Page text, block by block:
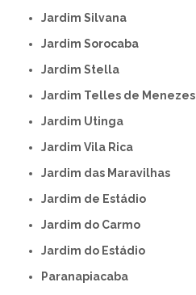
Jardim Silvana
Jardim Sorocaba
Jardim Stella
Jardim Telles de Menezes
Jardim Utinga
Jardim Vila Rica
Jardim das Maravilhas
Jardim de Estádio
Jardim do Carmo
Jardim do Estádio
Paranapiacaba